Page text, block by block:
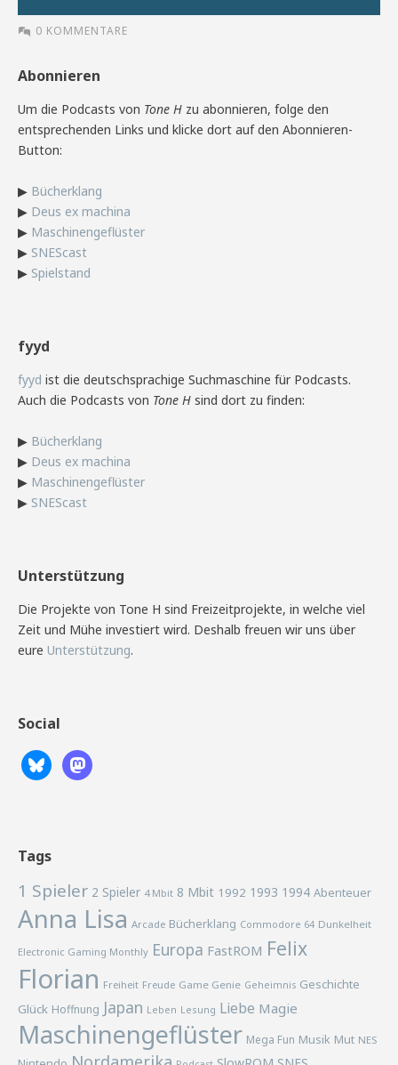
0 KOMMENTARE
Abonnieren
Um die Podcasts von Tone H zu abonnieren, folge den
entsprechenden Links und klicke dort auf den Abonnieren-
Button:
▶ Bücherklang
▶ Deus ex machina
▶ Maschinengeflüster
▶ SNEScast
▶ Spielstand
fyyd
fyyd ist die deutschsprachige Suchmaschine für Podcasts.
Auch die Podcasts von Tone H sind dort zu finden:
▶ Bücherklang
▶ Deus ex machina
▶ Maschinengeflüster
▶ SNEScast
Unterstützung
Die Projekte von Tone H sind Freizeitprojekte, in welche viel
Zeit und Mühe investiert wird. Deshalb freuen wir uns über
eure Unterstützung.
Social
Tags
1 Spieler 2 Spieler 4 Mbit 8 Mbit 1992 1993 1994 Abenteuer
Anna Lisa Arcade Bücherklang Commodore 64 Dunkelheit
Electronic Gaming Monthly Europa FastROM Felix
Florian Freiheit Freude Game Genie Geheimnis Geschichte
Glück Hoffnung Japan Leben Lesung Liebe Magie
Maschinengeflüster Mega Fun Musik Mut NES